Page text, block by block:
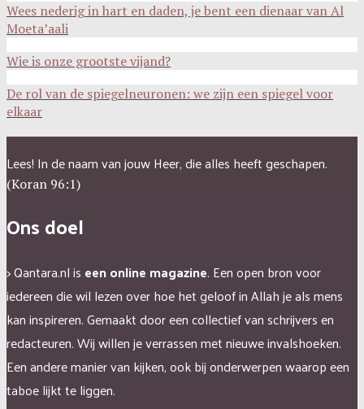
Wees nederig in hart en daden, je bent een dienaar van Al
Moeta’aali
Wie is onze grootste vijand?
De rol van de spiegelneuronen: we zijn een spiegel voor
elkaar
Lees! In de naam van jouw Heer, die alles heeft geschapen.
(Koran 96:1)
Ons doel
> Qantara.nl is een online magazine. Een open bron voor
iedereen die wil lezen over hoe het geloof in Allah je als mens
kan inspireren.Gemaakt door een collectief van schrijvers en
redacteuren.Wij willen je verrassen met nieuwe invalshoeken.
Een andere manier van kijken, ook bij onderwerpen waarop een
taboe lijkt te liggen.